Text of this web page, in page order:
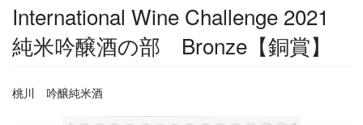
International Wine Challenge 2021
純米吟醸酒の部 Bronze【銅賞】
桃川 吟醸純米酒